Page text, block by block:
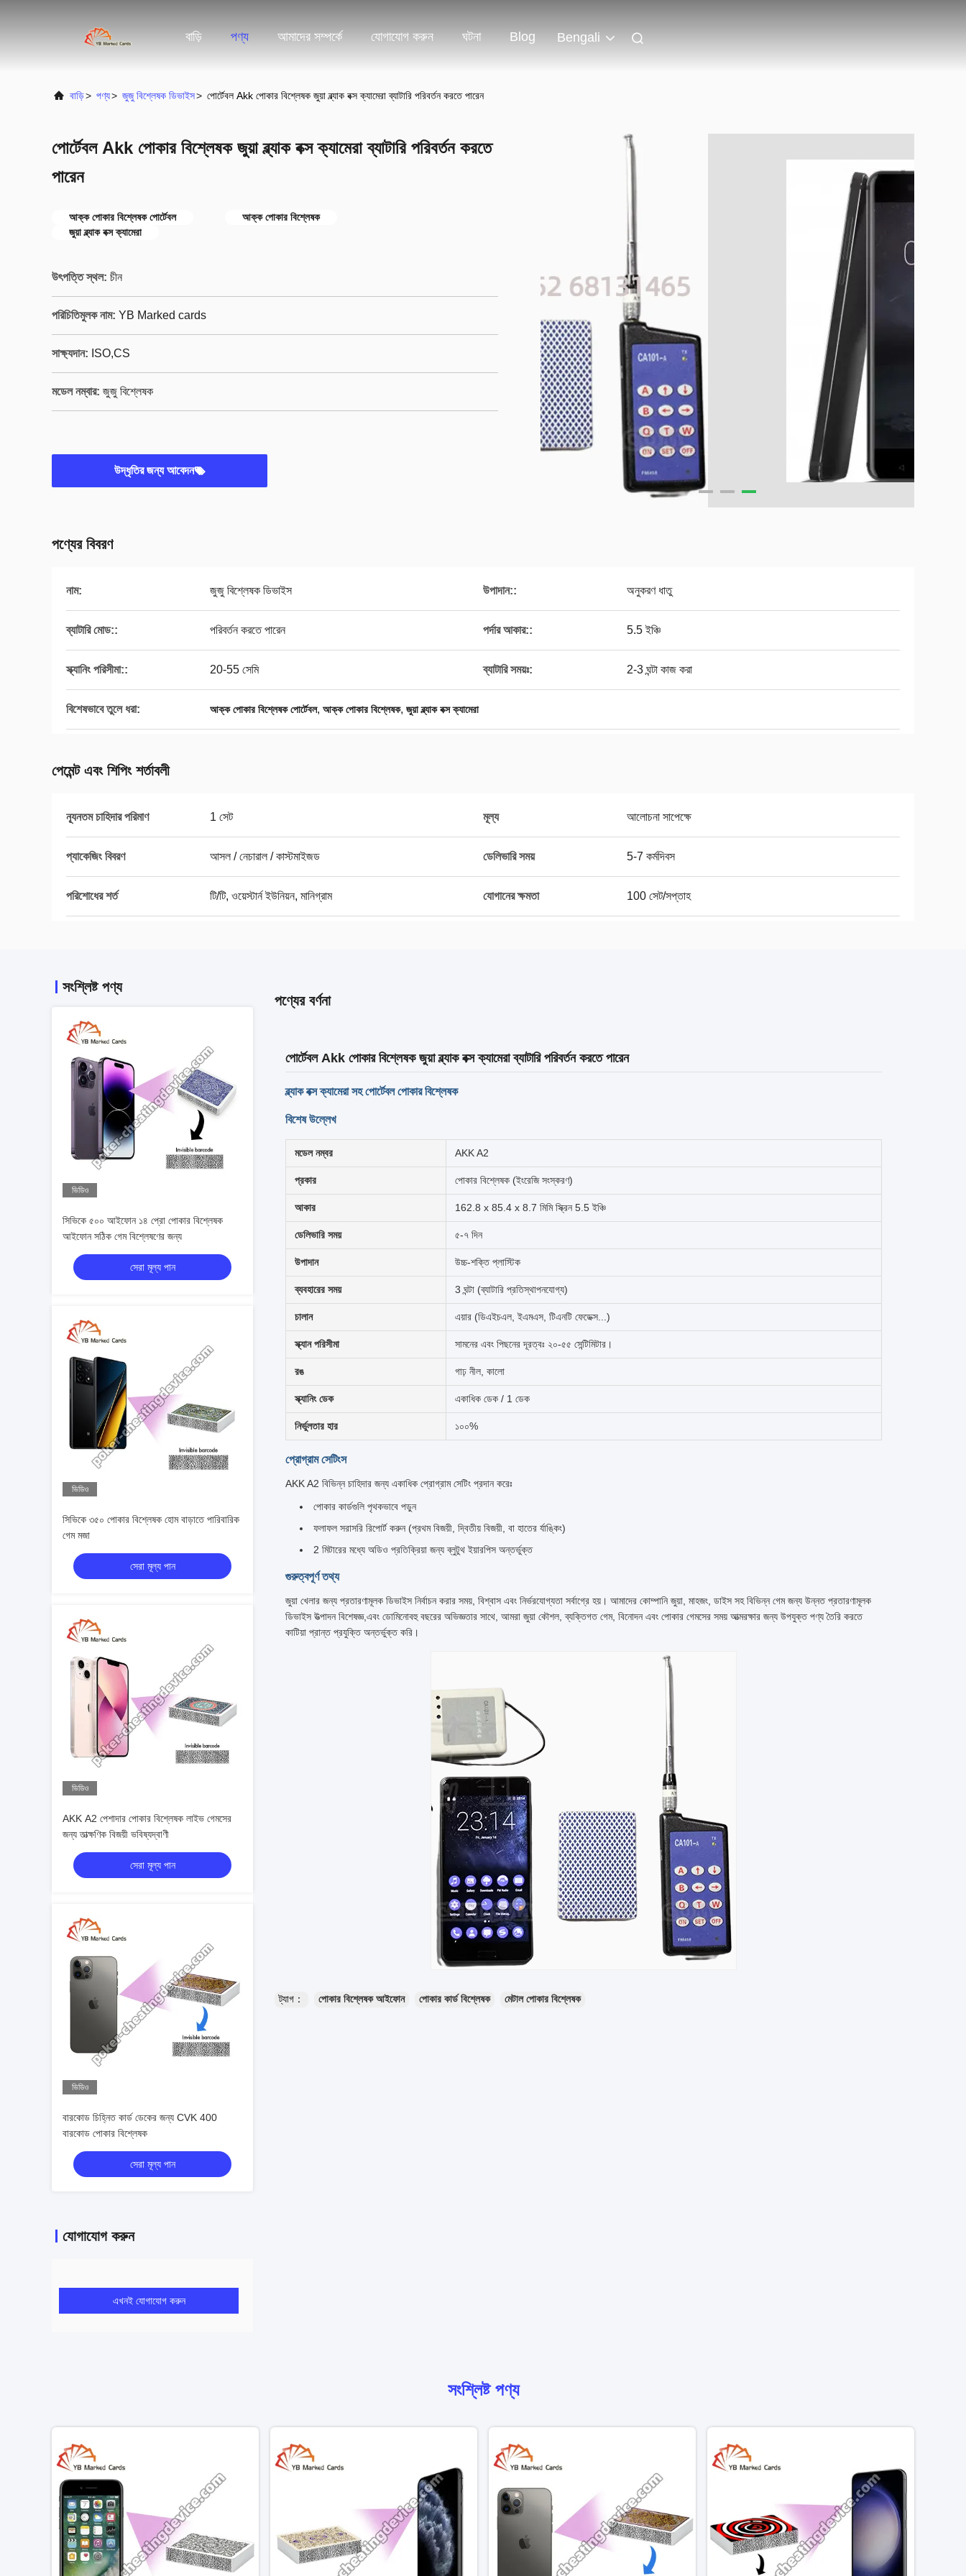
বাড়ি পণ্য আমাদের সম্পর্কে যোগাযোগ করুন ঘটনা Blog Bengali
বাড়ি> পণ্য> জুজু বিশ্লেষক ডিভাইস> পোর্টেবল Akk পোকার বিশ্লেষক জুয়া ব্ল্যাক বক্স ক্যামেরা ব্যাটারি পরিবর্তন করতে পারেন
পোর্টেবল Akk পোকার বিশ্লেষক জুয়া ব্ল্যাক বক্স ক্যামেরা ব্যাটারি পরিবর্তন করতে
পারেন
আক্ক পোকার বিশ্লেষক পোর্টেবল
আক্ক পোকার বিশ্লেষক
জুয়া ব্ল্যাক বক্স ক্যামেরা
উৎপত্তি স্থল: চীন
পরিচিতিমুলক নাম: YB Marked cards
সাক্ষ্যদান: ISO,CS
মডেল নম্বার: জুজু বিশ্লেষক
উদ্ধৃতির জন্য আবেদন
পণ্যের বিবরণ
নাম: জুজু বিশ্লেষক ডিভাইস উপাদান:: অনুকরণ ধাতু
ব্যাটারি মোড:: পরিবর্তন করতে পারেন পর্দার আকার:: 5.5 ইঞ্চি
স্ক্যানিং পরিসীমা:: 20-55 সেমি ব্যাটারি সময়ঃ: 2-3 ঘন্টা কাজ করা
বিশেষভাবে তুলে ধরা: আক্ক পোকার বিশ্লেষক পোর্টেবল, আক্ক পোকার বিশ্লেষক, জুয়া ব্ল্যাক বক্স ক্যামেরা
পেমেন্ট এবং শিপিং শর্তাবলী
ন্যূনতম চাহিদার পরিমাণ 1 সেট মূল্য আলোচনা সাপেক্ষে
প্যাকেজিং বিবরণ আসল / নেচারাল / কাস্টমাইজড ডেলিভারি সময় 5-7 কর্মদিবস
পরিশোধের শর্ত টি/টি, ওয়েস্টার্ন ইউনিয়ন, মানিগ্রাম যোগানের ক্ষমতা 100 সেট/সপ্তাহ
সংশ্লিষ্ট পণ্য
ভিডিও
সিভিকে ৫০০ আইফোন ১৪ প্রো পোকার বিশ্লেষক
আইফোন সঠিক গেম বিশ্লেষণের জন্য
সেরা মূল্য পান
ভিডিও
সিভিকে ৩৫০ পোকার বিশ্লেষক হোম বাড়াতে পারিবারিক
গেম মজা
সেরা মূল্য পান
ভিডিও
AKK A2 পেশাদার পোকার বিশ্লেষক লাইভ গেমসের
জন্য তাত্ক্ষণিক বিজয়ী ভবিষ্যদ্বাণী
সেরা মূল্য পান
ভিডিও
বারকোড চিহ্নিত কার্ড ডেকের জন্য CVK 400
বারকোড পোকার বিশ্লেষক
সেরা মূল্য পান
যোগাযোগ করুন
এখনই যোগাযোগ করুন
পণ্যের বর্ণনা
পোর্টেবল Akk পোকার বিশ্লেষক জুয়া ব্ল্যাক বক্স ক্যামেরা ব্যাটারি পরিবর্তন করতে পারেন
ব্ল্যাক বক্স ক্যামেরা সহ পোর্টেবল পোকার বিশ্লেষক
বিশেষ উল্লেখ
মডেল নম্বর AKK A2
প্রকার পোকার বিশ্লেষক (ইংরেজি সংস্করণ)
আকার 162.8 x 85.4 x 8.7 মিমি স্ক্রিন 5.5 ইঞ্চি
ডেলিভারি সময় ৫-৭ দিন
উপাদান উচ্চ-শক্তি প্লাস্টিক
ব্যবহারের সময় 3 ঘন্টা (ব্যাটারি প্রতিস্থাপনযোগ্য)
চালান এয়ার (ডিএইচএল, ইএমএস, টিএনটি ফেডেক্স...)
স্ক্যান পরিসীমা সামনের এবং পিছনের দূরত্বঃ ২০-৫৫ সেন্টিমিটার।
রঙ গাঢ় নীল, কালো
স্ক্যানিং ডেক একাধিক ডেক / 1 ডেক
নির্ভুলতার হার ১০০%
প্রোগ্রাম সেটিংস
AKK A2 বিভিন্ন চাহিদার জন্য একাধিক প্রোগ্রাম সেটিং প্রদান করেঃ
পোকার কার্ডগুলি পৃথকভাবে পড়ুন
ফলাফল সরাসরি রিপোর্ট করুন (প্রথম বিজয়ী, দ্বিতীয় বিজয়ী, বা হাতের র্যাঙ্কিং)
2 মিটারের মধ্যে অডিও প্রতিক্রিয়া জন্য ব্লুটুথ ইয়ারপিস অন্তর্ভুক্ত
গুরুত্বপূর্ণ তথ্য
জুয়া খেলার জন্য প্রতারণামূলক ডিভাইস নির্বাচন করার সময়, বিশ্বাস এবং নির্ভরযোগ্যতা সর্বাগ্রে হয়। আমাদের কোম্পানি জুয়া, মাহজং, ডাইস সহ বিভিন্ন গেম জন্য উন্নত প্রতারণামূলক
ডিভাইস উত্পাদন বিশেষজ্ঞ,এবং ডোমিনোবহু বছরের অভিজ্ঞতার সাথে, আমরা জুয়া কৌশল, ব্যক্তিগত গেম, বিনোদন এবং পোকার গেমসের সময় আত্মরক্ষার জন্য উপযুক্ত পণ্য তৈরি করতে
কাটিয়া প্রান্ত প্রযুক্তি অন্তর্ভুক্ত করি।
ট্যাগ： পোকার বিশ্লেষক আইফোন পোকার কার্ড বিশ্লেষক মেটাল পোকার বিশ্লেষক
সংশ্লিষ্ট পণ্য